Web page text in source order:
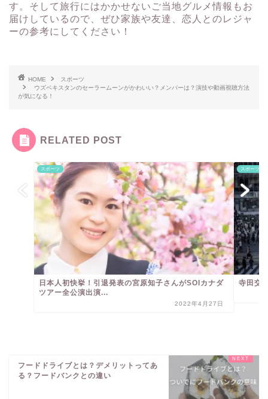
す。そして旅行にはかかせないご当地グルメ情報もお
届けしているので、ぜひ家族や友達、恋人とのレジャ
ーの参考にしてください！
HOME
スポーツ
ウズベキスタンのセーラームーンがかわいい？メンバーは？演技や動画視聴方法
が気になる！
RELATED POST
スポーツ
日本人初快挙！引退発表の宮原知子さんがSOIカナダ
ツアー全公演出演...
2022年4月27日
スポーツ
寺田交
フードドライブとは？デメリットってあ
る？フードバンクとの違い